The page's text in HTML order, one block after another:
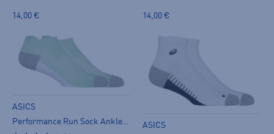
14,00 € 14,00 €
ASICS
ASICS